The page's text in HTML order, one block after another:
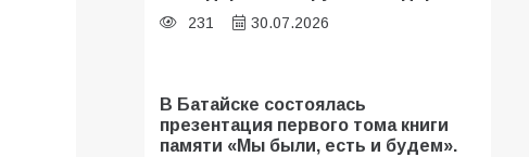
231 30.07.2026
В Батайске состоялась
презентация первого тома книги
памяти «Мы были, есть и будем».